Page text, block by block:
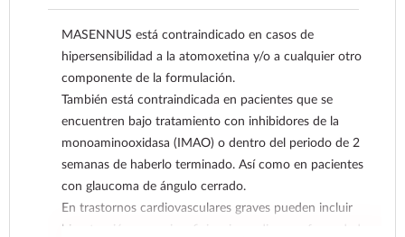
MASENNUS está contraindicado en casos de
hipersensibilidad a la atomoxetina y/o a cualquier otro
componente de la formulación.
También está contraindicada en pacientes que se
encuentren bajo tratamiento con inhibidores de la
monoaminooxidasa (IMAO) o dentro del periodo de 2
semanas de haberlo terminado. Así como en pacientes
con glaucoma de ángulo cerrado.
En trastornos cardiovasculares graves pueden incluir
hipertensión grave, insuficiencia cardiaca, enfermedad